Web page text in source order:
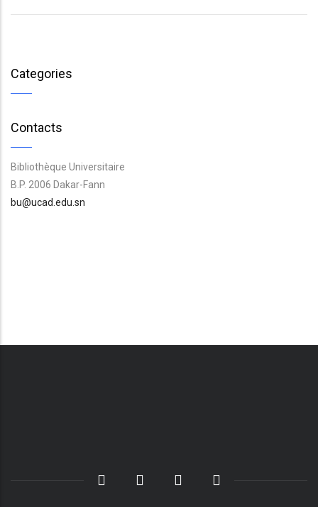
Categories
Contacts
Bibliothèque Universitaire
B.P. 2006 Dakar-Fann
bu@ucad.edu.sn